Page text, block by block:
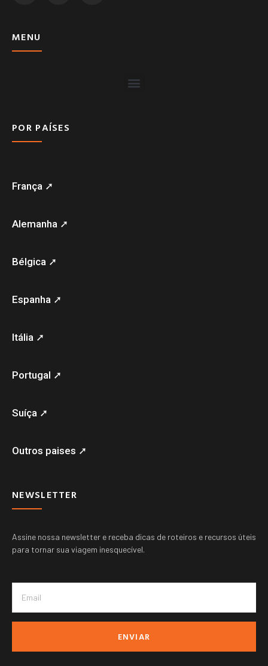
MENU
POR PAÍSES
França ➚
Alemanha ➚
Bélgica ➚
Espanha ➚
Itália ➚
Portugal ➚
Suíça ➚
Outros paises ➚
NEWSLETTER
Assine nossa newsletter e receba dicas de roteiros e recursos úteis
para tornar sua viagem inesquecível.
ENVIAR